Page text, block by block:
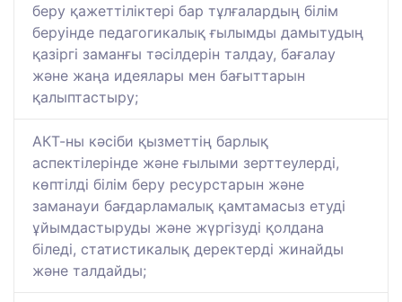
беру қажеттіліктері бар тұлғалардың білім
беруінде педагогикалық ғылымды дамытудың
қазіргі заманғы тәсілдерін талдау, бағалау
және жаңа идеялары мен бағыттарын
қалыптастыру;
АКТ-ны кәсіби қызметтің барлық
аспектілерінде және ғылыми зерттеулерді,
көптілді білім беру ресурстарын және
заманауи бағдарламалық қамтамасыз етуді
ұйымдастыруды және жүргізуді қолдана
біледі, статистикалық деректерді жинайды
және талдайды;